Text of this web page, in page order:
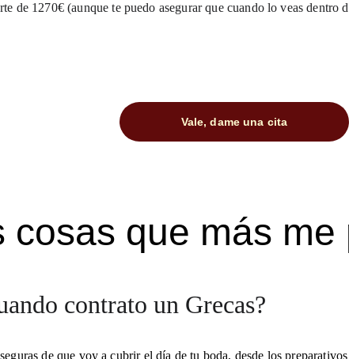
de 1270€ (aunque te puedo asegurar que cuando lo veas dentro
Vale, dame una cita
cosas que más me
contrato un Grecas?
de que voy a cubrir el día de tu boda, desde los